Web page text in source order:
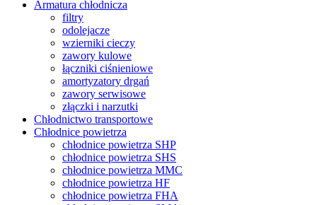
Armatura chłodnicza
filtry
odolejacze
wzierniki cieczy
zawory kulowe
łączniki ciśnieniowe
amortyzatory drgań
zawory serwisowe
złączki i narzutki
Chłodnictwo transportowe
Chłodnice powietrza
chłodnice powietrza SHP
chłodnice powietrza SHS
chłodnice powietrza MMC
chłodnice powietrza HF
chłodnice powietrza FHA